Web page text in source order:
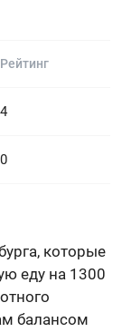
Рейтинг
4
0
которые
еду на 1300
балансом